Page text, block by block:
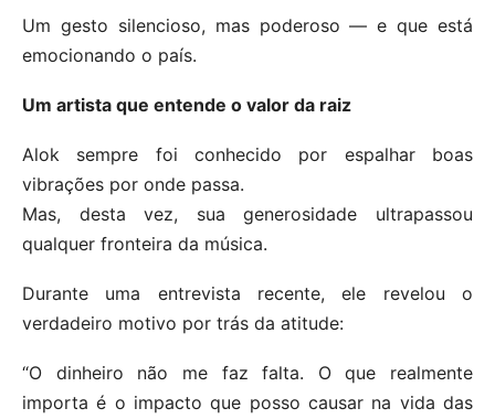
Um gesto silencioso, mas poderoso — e que está
emocionando o país.
Um artista que entende o valor da raiz
Alok sempre foi conhecido por espalhar boas
vibrações por onde passa.
Mas, desta vez, sua generosidade ultrapassou
qualquer fronteira da música.
Durante uma entrevista recente, ele revelou o
verdadeiro motivo por trás da atitude:
“O dinheiro não me faz falta. O que realmente
importa é o impacto que posso causar na vida das